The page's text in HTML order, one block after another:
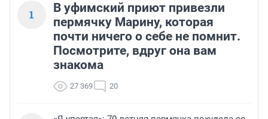
1
В уфимский приют привезли
пермячку Марину, которая
почти ничего о себе не помнит.
Посмотрите, вдруг она вам
знакома
27 369 20